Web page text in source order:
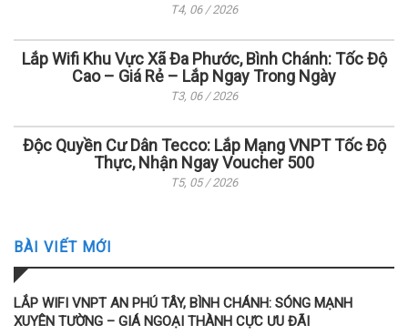
T4, 06 / 2026
Lắp Wifi Khu Vực Xã Đa Phước, Bình Chánh: Tốc Độ
Cao – Giá Rẻ – Lắp Ngay Trong Ngày
T3, 06 / 2026
Độc Quyền Cư Dân Tecco: Lắp Mạng VNPT Tốc Độ
Thực, Nhận Ngay Voucher 500
T5, 05 / 2026
BÀI VIẾT MỚI
LẮP WIFI VNPT AN PHÚ TÂY, BÌNH CHÁNH: SÓNG MẠNH
XUYÊN TƯỜNG – GIÁ NGOẠI THÀNH CỰC ƯU ĐÃI